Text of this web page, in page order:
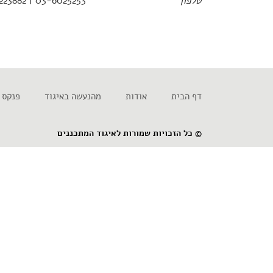
דף הבית אודות מהנעשה באיגוד
© כל הזכויות שמורות לאיגוד המתכננים